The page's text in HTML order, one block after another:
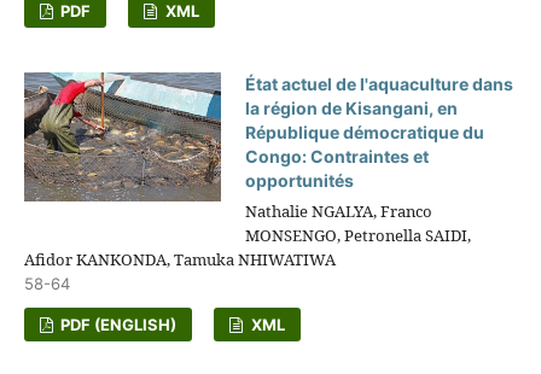
PDF XML
État actuel de l'aquaculture dans
la région de Kisangani, en
République démocratique du
Congo: Contraintes et
opportunités
Nathalie NGALYA, Franco
MONSENGO, Petronella SAIDI,
Afidor KANKONDA, Tamuka NHIWATIWA
58-64
PDF (ENGLISH) XML